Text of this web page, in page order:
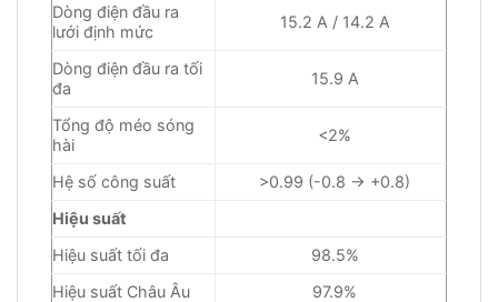
Dòng điện đầu ra
lưới định mức
15.2 A / 14.2 A
Dòng điện đầu ra tối
đa
15.9 A
Tổng độ méo sóng
hài
<2%
Hệ số công suất
>0.99 (-0.8 → +0.8)
Hiệu suất
Hiệu suất tối đa
98.5%
Hiệu suất Châu Âu
97.9%